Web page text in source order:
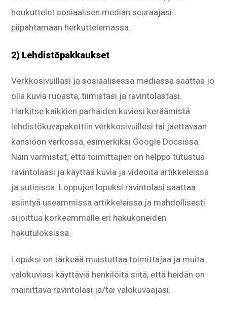
houkuttelet sosiaalisen median seuraajasi
piipahtamaan herkuttelemassa.
2) Lehdistöpakkaukset
Verkkosivuillasi ja sosiaalisessa mediassa saattaa jo
olla kuvia ruoasta, tiimistäsi ja ravintolastasi.
Harkitse kaikkien parhaiden kuviesi keräämistä
lehdistökuvapakettiin verkkosivuillesi tai jaettavaan
kansioon verkossa, esimerkiksi Google Docsissa.
Näin varmistat, että toimittajien on helppo tutustua
ravintolaasi ja käyttää kuvia ja videoita artikkeleissa
ja uutisissa. Loppujen lopuksi ravintolasi saattaa
esiintyä useammissa artikkeleissa ja mahdollisesti
sijoittua korkeammalle eri hakukoneiden
hakutuloksissa.
Lopuksi on tärkeää muistuttaa toimittajaa ja muita
valokuviasi käyttäviä henkilöitä siitä, että heidän on
mainittava ravintolasi ja/tai valokuvaajasi.